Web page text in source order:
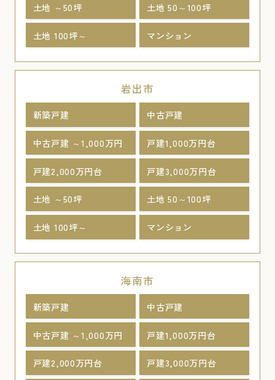
土地 ～50坪 土地 50～100坪
土地 100坪～ マンション
岩出市
新築戸建 中古戸建
中古戸建 ～1,000万円 戸建1,000万円台
戸建2,000万円台 戸建3,000万円台
土地 ～50坪 土地 50～100坪
土地 100坪～ マンション
海南市
新築戸建 中古戸建
中古戸建 ～1,000万円 戸建1,000万円台
戸建2,000万円台 戸建3,000万円台